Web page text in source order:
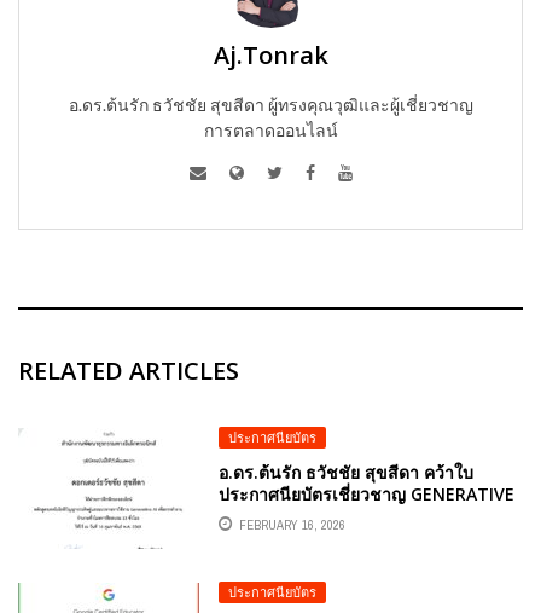
Aj.Tonrak
อ.ดร.ต้นรัก ธวัชชัย สุขสีดา ผู้ทรงคุณวุฒิและผู้เชี่ยวชาญ
การตลาดออนไลน์
RELATED ARTICLES
ประกาศนียบัตร
อ.ดร.ต้นรัก ธวัชชัย สุขสีดา คว้าใบ
ประกาศนียบัตรเชี่ยวชาญ GENERATIVE
AI “เทคโนโลยีปัญญาประดิษฐ์และ
แนวทางการใช้งาน GENERATIVE AI เพื่อ
ฝีมือแรงงาน
FEBRUARY 16, 2026
ประกาศนียบัตร